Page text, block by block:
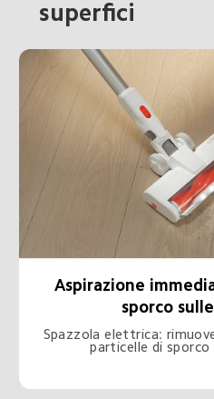
superfici
Aspirazione
sporco
Spazzola elettrica:
particelle di